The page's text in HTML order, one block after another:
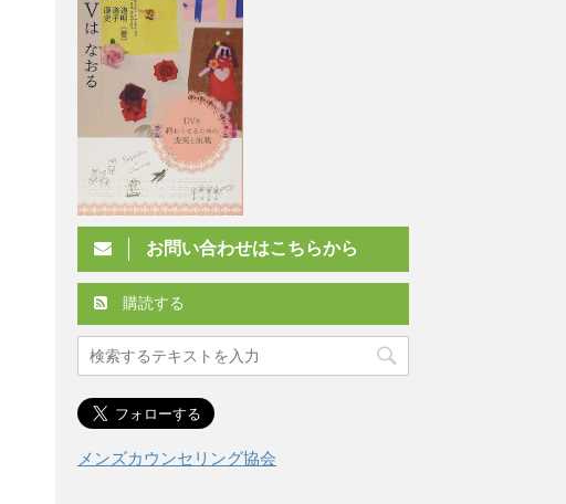
お問い合わせはこちらから
購読する
メンズカウンセリング協会